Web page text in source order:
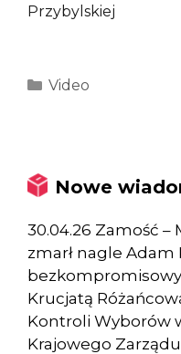
Przybylskiej
Kategorie
Video
Nowe
30.04.26 Zamość –
zmarł nagle Adam
Krucjatą
Kontroli Wyborów
Krajowego Zarządu